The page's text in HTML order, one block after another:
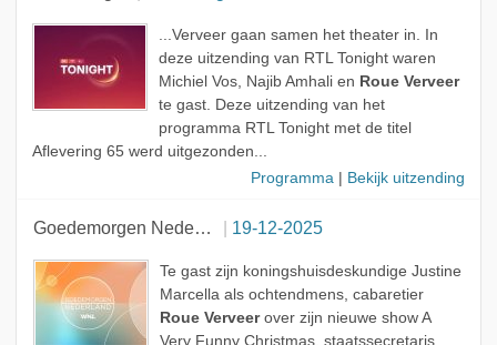
Acteur
Onderwerp
Sidekick
Jury
...Verveer gaan samen het theater in. In
deze uitzending van RTL Tonight waren
Michiel Vos, Najib Amhali en Roue Verveer
te gast. Deze uitzending van het
programma RTL Tonight met de titel
Aflevering 65 werd uitgezonden...
Programma
Bekijk uitzending
Goedemorgen Nederland 19-12-2025
Te gast zijn koningshuisdeskundige Justine
Marcella als ochtendmens, cabaretier
Roue Verveerover zijn nieuwe show A
Very Funny Christmas, staatssecretaris